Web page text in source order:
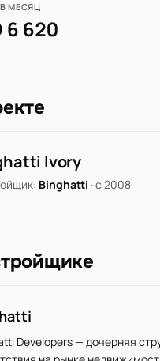
МЕСЯЦ
6 620
Ivory
Binghatti · с 2008
Developers — дочерняя